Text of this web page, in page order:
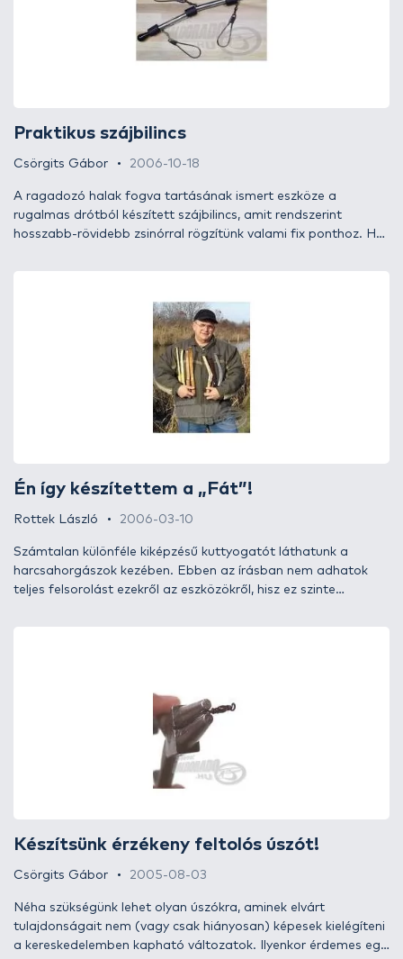
Hobbinak nevezném, hisz egy cégnél dolgozunk, egy
műszakban. Alábbiakban azt szeretném közreadni, hogyan is
készül a Tóth-féle fahal.
Praktikus szájbilincs
Csörgits Gábor 2006-10-18
A ragadozó halak fogva tartásának ismert eszköze a
rugalmas drótból készített szájbilincs, amit rendszerint
hosszabb-rövidebb zsinórral rögzítünk valami fix ponthoz. Ha
vagy korlátozott hozzáférésű épített magas parton (pl.
mólón), stégen horgászunk. Ilyen esetben jól jöhet egy
praktikus, több halat is egy zsinóron rögzítő megoldás.
Én így készítettem a „Fát”!
Rottek László 2006-03-10
Számtalan különféle kiképzésű kuttyogatót láthatunk a
harcsahorgászok kezében. Ebben az írásban nem adhatok
teljes felsorolást ezekről az eszközökről, hisz ez szinte
szerszámok is. Én leginkább ezek híve vagyok, mert lehet,
hogy az elkészítésük „babrásabb”, de nem kell foglalkozni egy
lényeges kérdéssel, a fej rögzítésének problémájával…
Készítsünk érzékeny feltolós úszót!
Csörgits Gábor 2005-08-03
Néha szükségünk lehet olyan úszókra, aminek elvárt
tulajdonságait nem (vagy csak hiányosan) képesek kielégíteni
a kereskedelemben kapható változatok. Ilyenkor érdemes egy